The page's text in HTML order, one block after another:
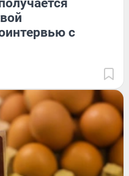
с